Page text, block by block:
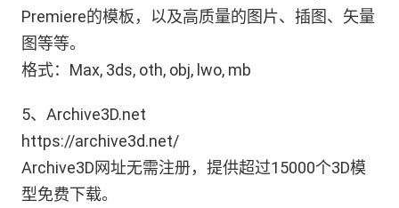
Premiere的模板，以及高质量的图片、插图、矢量
图等等。
格式：Max, 3ds, oth, obj, lwo, mb
5、Archive3D.net
https://archive3d.net/
Archive3D网址无需注册，提供超过15000个3D模
型免费下载。